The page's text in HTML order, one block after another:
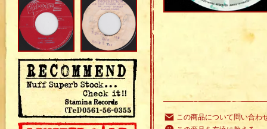
この商品について問い合わ